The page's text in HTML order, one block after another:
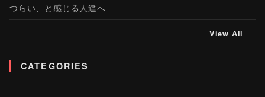
つらい、と感じる人達へ
View All
CATEGORIES